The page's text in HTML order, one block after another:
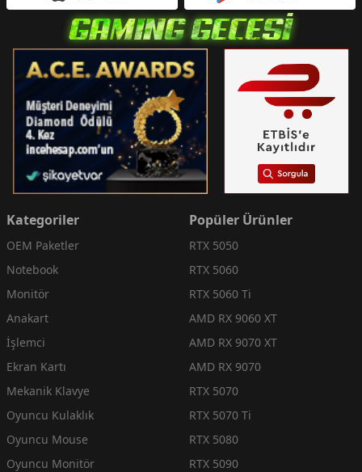
Kategoriler
OEM Paketler
Notebook
Monitör
Anakart
İşlemci
Ekran Kartı
Mekanik Klavye
Oyuncu Kulaklık
Oyuncu Mouse
Oyuncu Monitör
Popüler Ürünler
RTX 5050
RTX 5060
RTX 5060 Ti
AMD RX 9060 XT
AMD RX 9070 XT
AMD RX 9070
RTX 5070
RTX 5070 Ti
RTX 5080
RTX 5090